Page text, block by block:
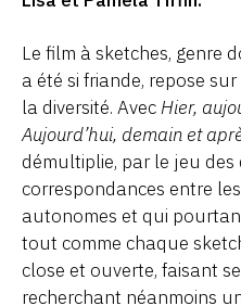
Le film à sketches, genre
a été si friande, repose
la diversité. AvecHier,
Aujourd’hui, demain et
démultiplie, par le jeu des
correspondances entre
autonomes et qui
tout comme chaque
close et ouverte, faisant
recherchant néanmoins